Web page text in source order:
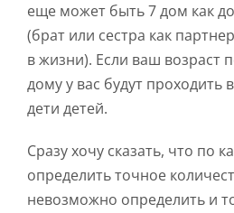
еще может быть 7 дом как
(брат или сестра как
в жизни). Если ваш возраст
дому у вас будут проходить
дети детей.
Сразу хочу сказать, что по
определить точное
невозможно определить и